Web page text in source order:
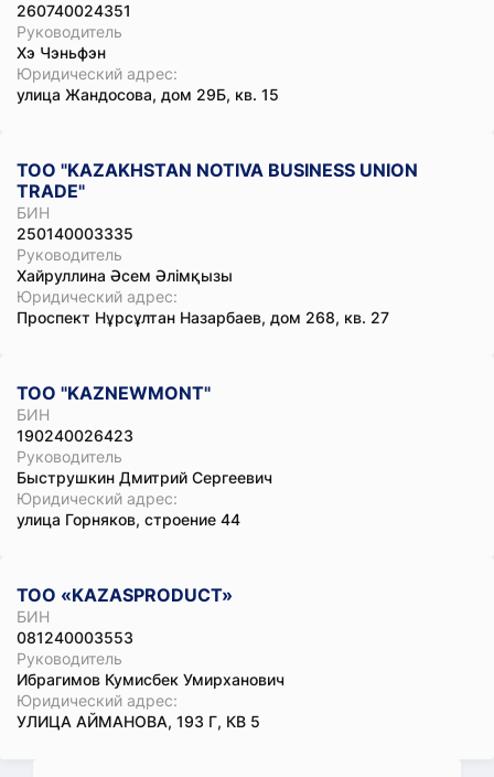
260740024351
Руководитель
Хэ Чэньфэн
Юридический адрес:
улица Жандосова, дом 29Б, кв. 15
ТОО "KAZAKHSTAN NOTIVA BUSINESS UNION
TRADE"
БИН
250140003335
Руководитель
Хайруллина Әсем Әлімқызы
Юридический адрес:
Проспект Нұрсұлтан Назарбаев, дом 268, кв. 27
ТОО "KAZNEWMONT"
БИН
190240026423
Руководитель
Быструшкин Дмитрий Сергеевич
Юридический адрес:
улица Горняков, строение 44
ТОО «KAZASPRODUCT»
БИН
081240003553
Руководитель
Ибрагимов Кумисбек Умирханович
Юридический адрес:
УЛИЦА АЙМАНОВА, 193 Г, КВ 5